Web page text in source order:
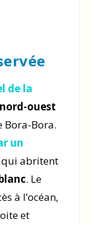
de la
ouest
Bora-Bora.
un
abritent
. Le
à l’océan,
et